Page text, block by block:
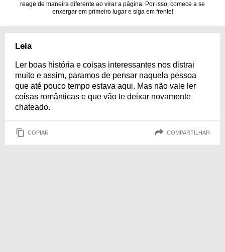
reage de maneira diferente ao virar a página. Por isso, comece a se
enxergar em primeiro lugar e siga em frente!
Leia
Ler boas história e coisas interessantes nos distrai
muito e assim, paramos de pensar naquela pessoa
que até pouco tempo estava aqui. Mas não vale ler
coisas românticas e que vão te deixar novamente
chateado.
COPIAR COMPARTILHAR